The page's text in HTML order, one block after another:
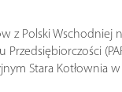
z Polski
Stara Kotłownia